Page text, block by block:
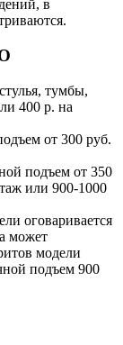
в
тумбы,
400 р. на
от 300 руб.
подъем от 350
или 900-1000
оговаривается
может
модели
подъем 900